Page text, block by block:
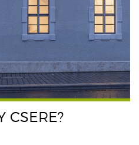
CSERE?